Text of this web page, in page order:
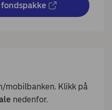
mobilbanken. Klikk på
nedenfor.